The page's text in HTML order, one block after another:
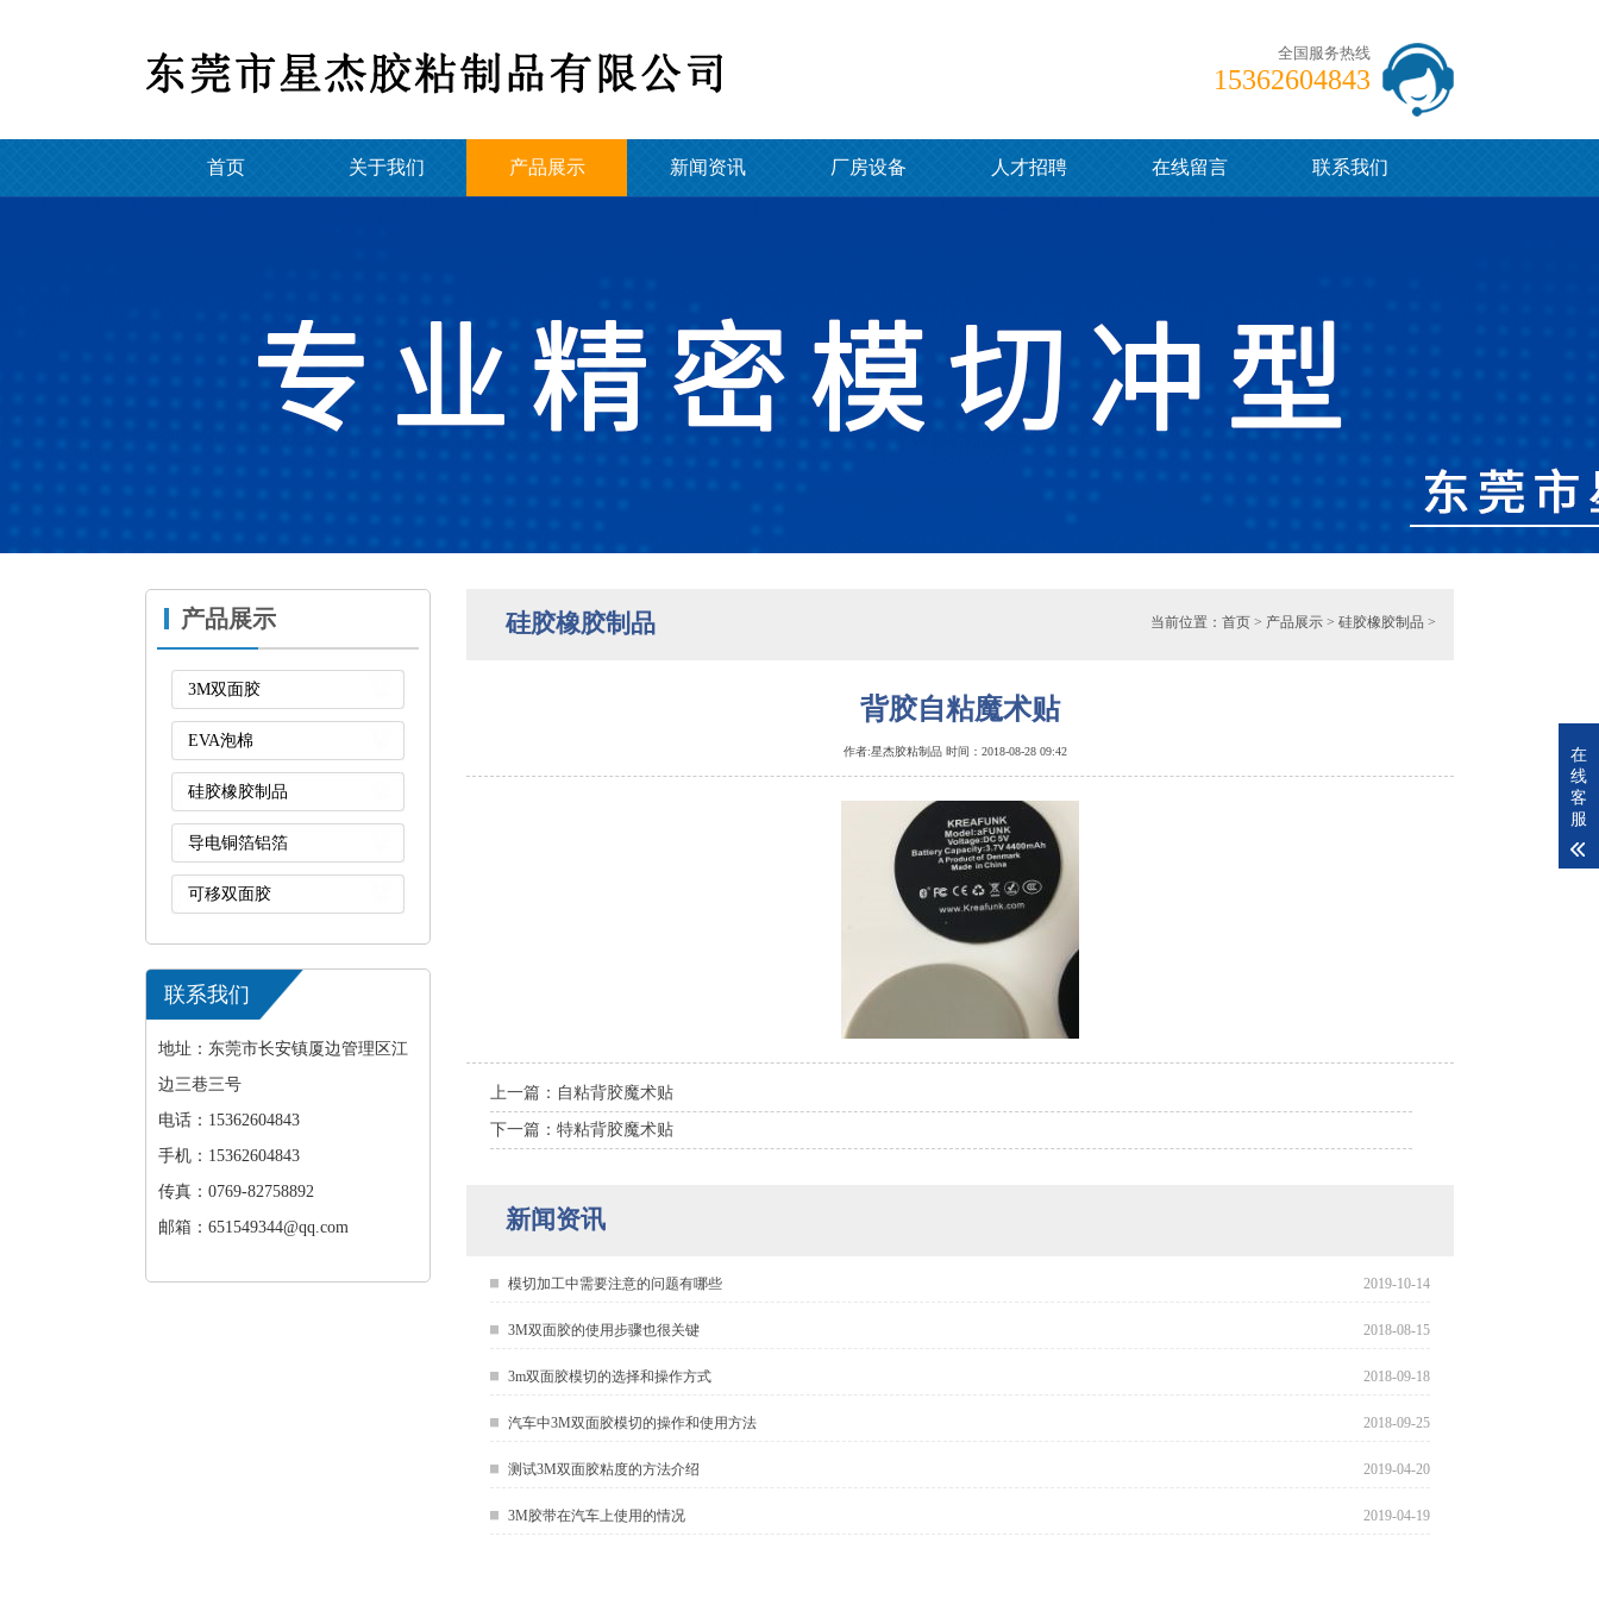
全国服务热线
15362604843
首页 关于我们 产品展示 新闻资讯 厂房设备 人才招聘 在线留言 联系我们
产品展示
3M双面胶
EVA泡棉
硅胶橡胶制品
导电铜箔铝箔
可移双面胶
联系我们
地址：东莞市长安镇厦边管理区江
边三巷三号
电话：15362604843
手机：15362604843
传真：0769-82758892
邮箱：651549344@qq.com
当前位置： 首页 > 产品展示 > 硅胶橡胶制品 >
硅胶橡胶制品
背胶自粘魔术贴
作者:星杰胶粘制品 时间：2018-08-28 09:42
上一篇：自粘背胶魔术贴
下一篇：特粘背胶魔术贴
新闻资讯
模切加工中需要注意的问题有哪些 2019-10-14
3M双面胶的使用步骤也很关键 2018-08-15
3m双面胶模切的选择和操作方式 2018-09-18
汽车中3M双面胶模切的操作和使用方法 2018-09-25
测试3M双面胶粘度的方法介绍 2019-04-20
3M胶带在汽车上使用的情况 2019-04-19
在
线
客
服